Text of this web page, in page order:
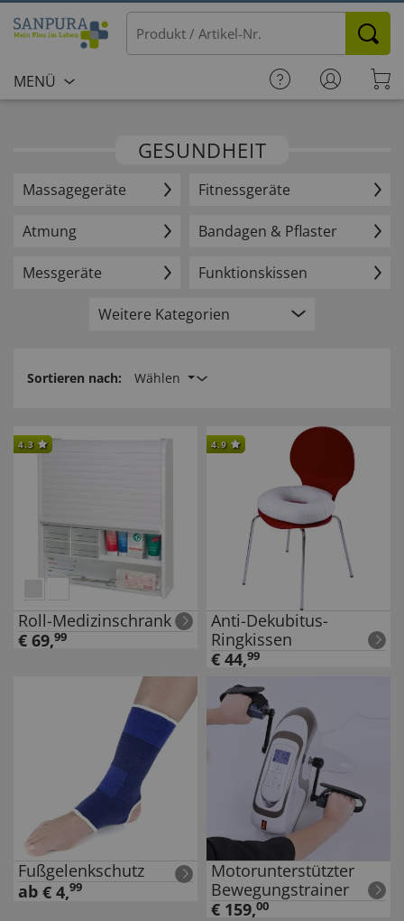
MENÜ
GESUNDHEIT
Massagegeräte Fitnessgeräte
Atmung Bandagen & Pflaster
Messgeräte Funktionskissen
Weitere Kategorien
Sortieren nach: Wählen
4.3
Roll-Medizinschrank
€ 69,99
4.9
Anti-Dekubitus-
Ringkissen
€ 44,99
Fußgelenkschutz
ab € 4,99
Motorunterstützter
Bewegungstrainer
€ 159,00